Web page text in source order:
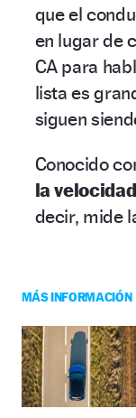
que el
en lugar de
CA para
lista es
siguen
Conocido
la
decir, mide
MÁS INFORMACIÓN